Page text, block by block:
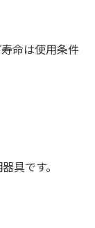
命は使用条件
具です。